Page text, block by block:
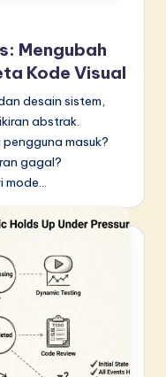
Mengubah
Kode Visual
desain sistem,
abstrak.
masuk?
gagal?
mode…